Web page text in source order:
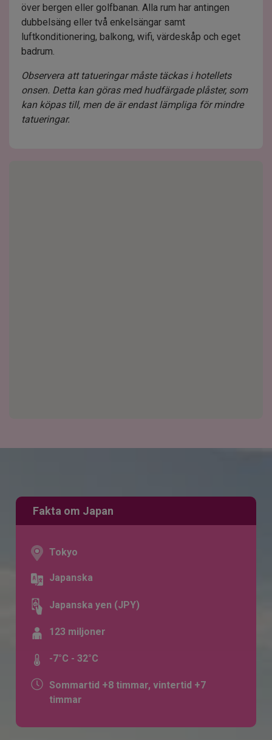
över bergen eller golfbanan. Alla rum har antingen
dubbelsäng eller två enkelsängar samt
luftkonditionering, balkong, wifi, värdeskåp och eget
badrum.
Observera att tatueringar måste täckas i hotellets
onsen. Detta kan göras med hudfärgade plåster, som
kan köpas till, men de är endast lämpliga för mindre
tatueringar.
Fakta om Japan
Tokyo
Japanska
Japanska yen (JPY)
123 miljoner
-7°C - 32°C
Sommartid +8 timmar, vintertid +7
timmar